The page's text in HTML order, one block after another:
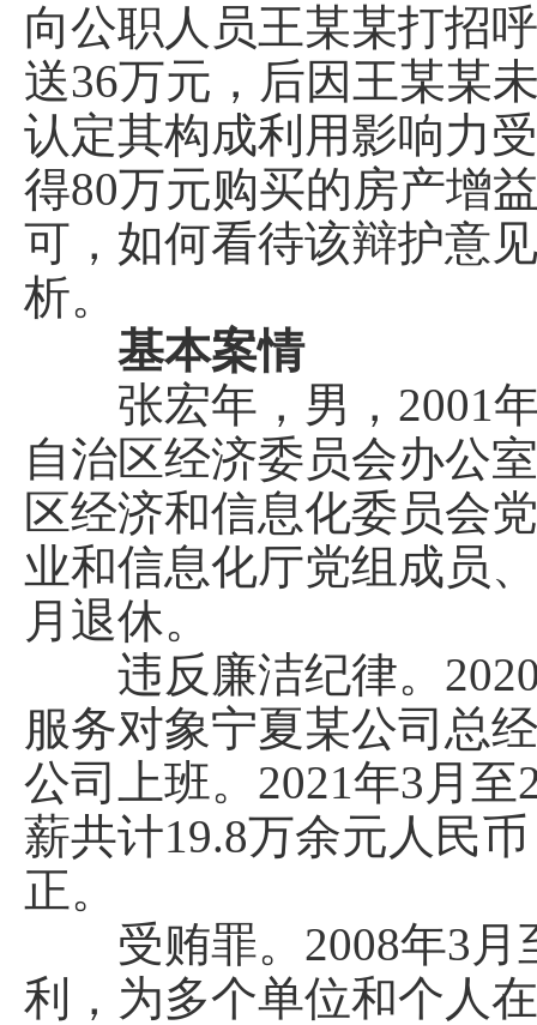
向公职人员王某某打招
送36万元，后因王某某
认定其构成利用影响力
得80万元购买的房产增
可，如何看待该辩护意
析。
基本案情
张宏年，男，2001年
自治区经济委员会办公
区经济和信息化委员会
业和信息化厅党组成员
月退休。
违反廉洁纪律。2020
服务对象宁夏某公司总
公司上班。2021年3月
薪共计19.8万余元人民
正。
受贿罪。2008年3月
利，为多个单位和个人